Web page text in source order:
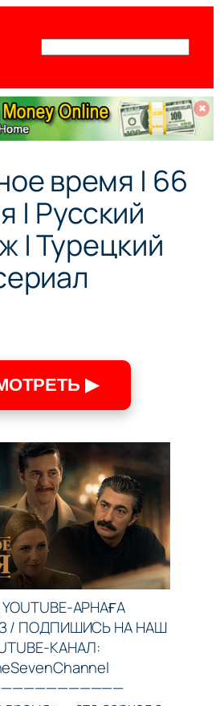
✖
время | 66
| Русский
| Турецкий
▶
YOUTUBE-АРНАҒА
/ ПОДПИШИСЬ НА НАШ
КАНАЛ: